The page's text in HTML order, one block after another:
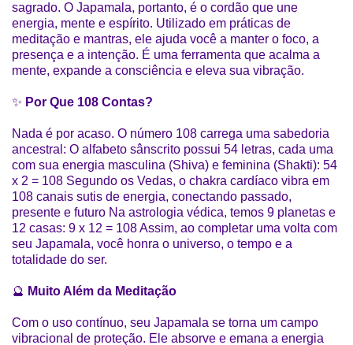
sagrado. O Japamala, portanto, é o cordão que une
energia, mente e espírito. Utilizado em práticas de
meditação e mantras, ele ajuda você a manter o foco, a
presença e a intenção. É uma ferramenta que acalma a
mente, expande a consciência e eleva sua vibração.
✨ Por Que 108 Contas?
Nada é por acaso. O número 108 carrega uma sabedoria
ancestral: O alfabeto sânscrito possui 54 letras, cada uma
com sua energia masculina (Shiva) e feminina (Shakti): 54
x 2 = 108 Segundo os Vedas, o chakra cardíaco vibra em
108 canais sutis de energia, conectando passado,
presente e futuro Na astrologia védica, temos 9 planetas e
12 casas: 9 x 12 = 108 Assim, ao completar uma volta com
seu Japamala, você honra o universo, o tempo e a
totalidade do ser.
🔮 Muito Além da Meditação
Com o uso contínuo, seu Japamala se torna um campo
vibracional de proteção. Ele absorve e emana a energia